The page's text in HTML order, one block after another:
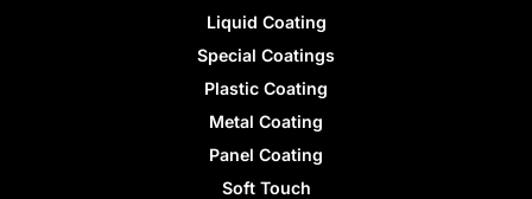
Liquid Coating
Special Coatings
Plastic Coating
Metal Coating
Panel Coating
Soft Touch